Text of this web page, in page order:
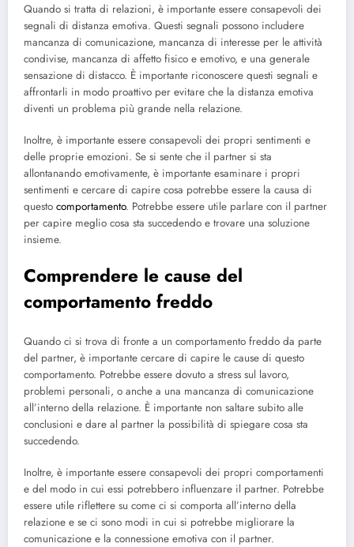
Quando si tratta di relazioni, è importante essere consapevoli dei
segnali di distanza emotiva. Questi segnali possono includere
mancanza di comunicazione, mancanza di interesse per le attività
condivise, mancanza di affetto fisico e emotivo, e una generale
sensazione di distacco. È importante riconoscere questi segnali e
affrontarli in modo proattivo per evitare che la distanza emotiva
diventi un problema più grande nella relazione.
Inoltre, è importante essere consapevoli dei propri sentimenti e
delle proprie emozioni. Se si sente che il partner si sta
allontanando emotivamente, è importante esaminare i propri
sentimenti e cercare di capire cosa potrebbe essere la causa di
questo comportamento. Potrebbe essere utile parlare con il partner
per capire meglio cosa sta succedendo e trovare una soluzione
insieme.
Comprendere le cause del
comportamento freddo
Quando ci si trova di fronte a un comportamento freddo da parte
del partner, è importante cercare di capire le cause di questo
comportamento. Potrebbe essere dovuto a stress sul lavoro,
problemi personali, o anche a una mancanza di comunicazione
all’interno della relazione. È importante non saltare subito alle
conclusioni e dare al partner la possibilità di spiegare cosa sta
succedendo.
Inoltre, è importante essere consapevoli dei propri comportamenti
e del modo in cui essi potrebbero influenzare il partner. Potrebbe
essere utile riflettere su come ci si comporta all’interno della
relazione e se ci sono modi in cui si potrebbe migliorare la
comunicazione e la connessione emotiva con il partner.